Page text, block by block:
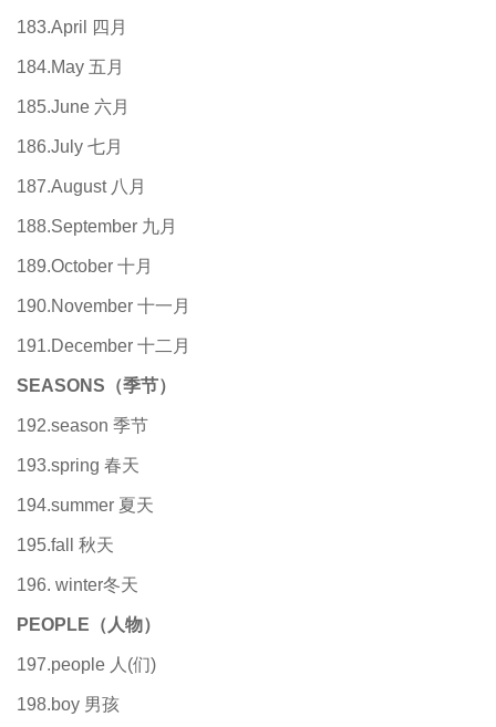
183.April 四月
184.May 五月
185.June 六月
186.July 七月
187.August 八月
188.September 九月
189.October 十月
190.November 十一月
191.December 十二月
SEASONS （季节）
192.season 季节
193.spring 春天
194.summer 夏天
195.fall 秋天
196. winter冬天
PEOPLE （人物）
197.people 人(们)
198.boy 男孩